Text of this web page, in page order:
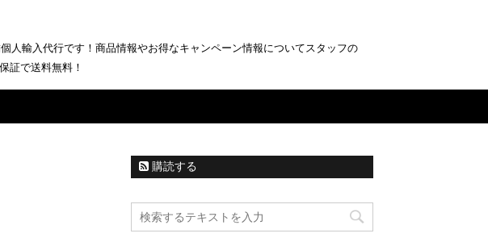
人輸入代行です！商品情報やお得なキャンペーン情報についてスタッフの
証で送料無料！
購読する